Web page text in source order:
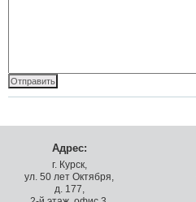
Адрес:
г. Курск,
ул. 50 лет Октября,
д. 177,